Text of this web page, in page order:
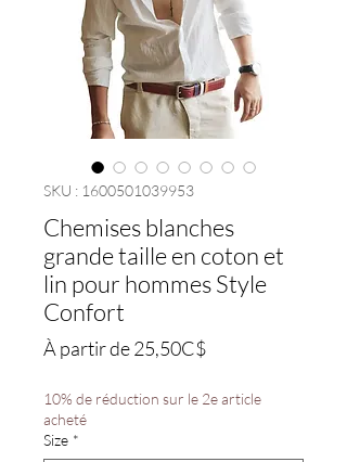
SKU : 1600501039953
Chemises blanches
grande taille en coton et
lin pour hommes Style
Confort
À partir de25,50C$Prix
10% de réduction sur le 2e article
acheté
Size *